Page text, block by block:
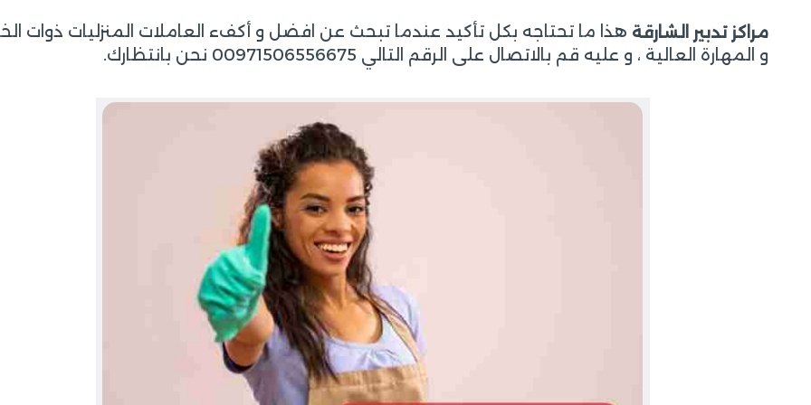
مراكز تدبير الشارقة هذا ما تحتاجه بكل تأكيد عندما تبحث عن افضل و أكفء العاملات المنزليات ذوات
و المهارة العالية ، و عليه قم بالاتصال على الرقم التالي 00971506556675 نحن بانتظارك.